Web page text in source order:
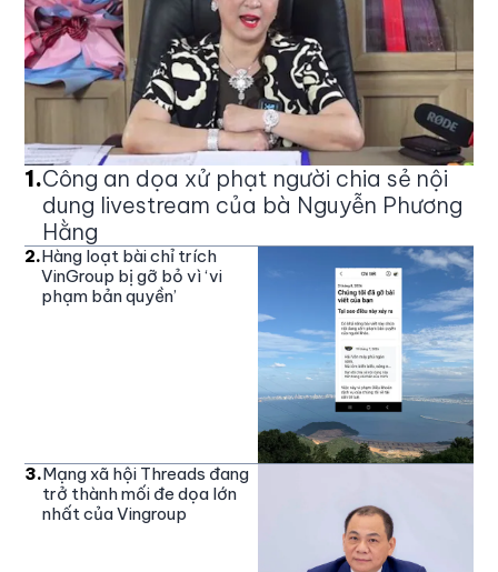
1.Công an dọa xử phạt người chia sẻ nội
dung livestream của bà Nguyễn Phương
Hằng
2.Hàng loạt bài chỉ trích
VinGroup bị gỡ bỏ vì ‘vi
phạm bản quyền’
3.Mạng xã hội Threads đang
trở thành mối đe dọa lớn
nhất của Vingroup